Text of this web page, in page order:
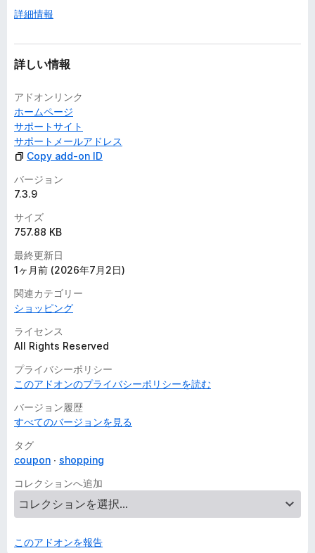
詳細情報
詳しい情報
アドオンリンク
ホームページ
サポートサイト
サポートメールアドレス
Copy add-on ID
バージョン
7.3.9
サイズ
757.88 KB
最終更新日
1ヶ月前 (2026年7月2日)
関連カテゴリー
ショッピング
ライセンス
All Rights Reserved
プライバシーポリシー
このアドオンのプライバシーポリシーを読む
バージョン履歴
すべてのバージョンを見る
タグ
coupon
shopping
コレクションへ追加
このアドオンを報告